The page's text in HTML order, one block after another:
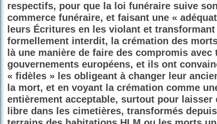
respectifs, pour que la loi funéraire suive
commerce funéraire, et faisant une «
leurs Écritures en les violant et
formellement interdit, la crémation des
là une manière de faire des compromis avec
gouvernements européens, et ils ont
« fidèles » les obligeant à changer leur
la mort, et en voyant la crémation comme
entièrement acceptable, surtout pour laisser
libre dans les cimetières, transformés